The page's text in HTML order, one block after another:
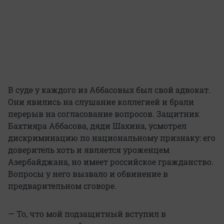
В суде у каждого из Аббасовых был свой адвокат.
Они явились на слушание коллегией и брали
перерыв на согласование вопросов. Защитник
Бахтияра Аббасова, дяди Шахина, усмотрел
дискриминацию по национальному признаку: его
доверитель хоть и является уроженцем
Азербайджана, но имеет российское гражданство.
Вопросы у него вызвало и обвинение в
предварительном сговоре.
— То, что мой подзащитный вступил в